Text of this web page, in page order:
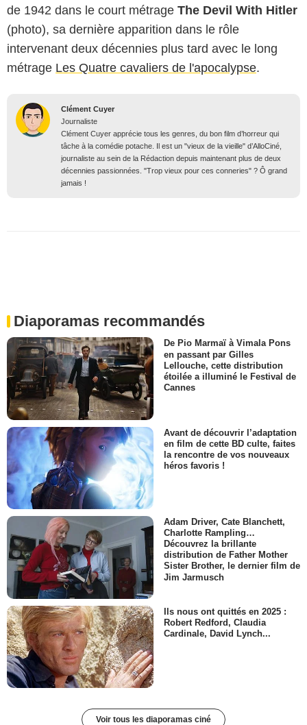
de 1942 dans le court métrage The Devil With Hitler
(photo), sa dernière apparition dans le rôle
intervenant deux décennies plus tard avec le long
métrage Les Quatre cavaliers de l'apocalypse.
Clément Cuyer
Journaliste
Clément Cuyer apprécie tous les genres, du bon film d’horreur qui
tâche à la comédie potache. Il est un "vieux de la vieille" d’AlloCiné,
journaliste au sein de la Rédaction depuis maintenant plus de deux
décennies passionnées. "Trop vieux pour ces conneries" ? Ô grand
jamais !
Diaporamas recommandés
De Pio Marmaï à Vimala Pons
en passant par Gilles
Lellouche, cette distribution
étoilée a illuminé le Festival de
Cannes
Avant de découvrir l’adaptation
en film de cette BD culte, faites
la rencontre de vos nouveaux
héros favoris !
Adam Driver, Cate Blanchett,
Charlotte Rampling…
Découvrez la brillante
distribution de Father Mother
Sister Brother, le dernier film de
Jim Jarmusch
Ils nous ont quittés en 2025 :
Robert Redford, Claudia
Cardinale, David Lynch...
Voir tous les diaporamas ciné